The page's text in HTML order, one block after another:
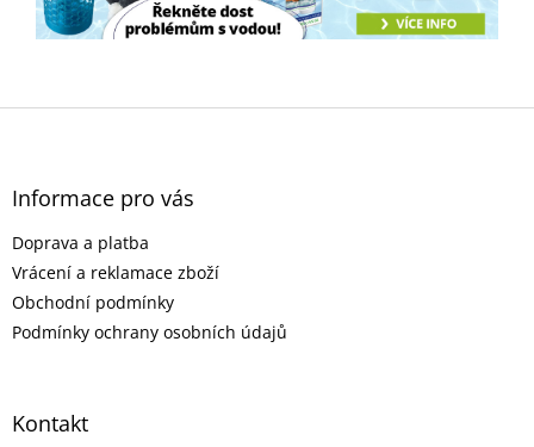
Z
Informace pro vás
Doprava a platba
Vrácení a reklamace zboží
Obchodní podmínky
Podmínky ochrany osobních údajů
Kontakt